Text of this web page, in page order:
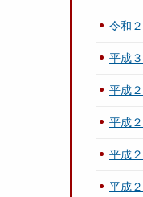
令和
平成
平成
平成
平成
平成